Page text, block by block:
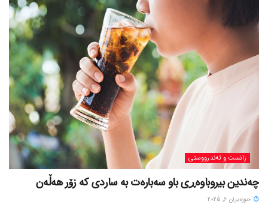
زانست و تەندرووستی
چەندین بیروباوەڕی باو سەبارەت بە ساردی کە زۆر هەڵەن
حوزه‌یران 6, 2025